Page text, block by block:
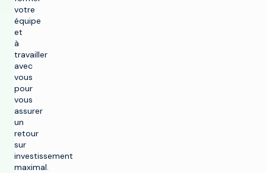
votre
équipe
et
à
travailler
avec
vous
pour
vous
assurer
un
retour
sur
investissement
maximal.